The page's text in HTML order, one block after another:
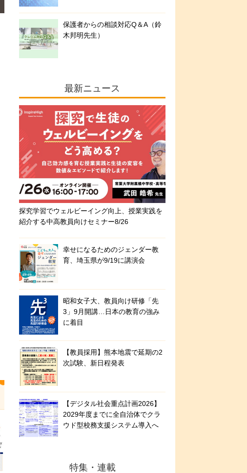
保護者からの相談対応Q＆A（鈴
木邦明先生）
最新ニュース
探究学習でウェルビーイング向上、授業実践を
紹介する中高教員向けセミナー8/26
幸せになるためのジェンダー教
育、埼玉県が9/19に講演会
昭和女子大、教員向け研修「先
3」9月開講…日本の教育の強み
に着目
【教員採用】熊本地震で延期の2
次試験、新日程発表
【デジタル社会重点計画2026】
2029年度までに全自治体でクラ
ウド型校務支援システム導入へ
特集・連載